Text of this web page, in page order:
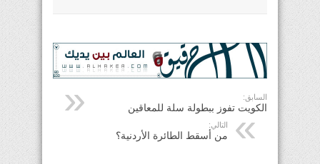
السابق:
الكويت تفوز ببطولة سلة للمعاقين
التالي:
من أسقط الطائرة الأردنية؟